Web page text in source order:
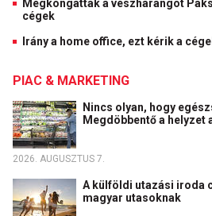
Megkongatták a vészharangot
cégek
Irány a home office, ezt kérik a
PIAC & MARKETING
Nincs olyan, hogy
Megdöbbentő a helyzet
2026. AUGUSZTUS 7.
A külföldi utazási iroda
magyar utasoknak